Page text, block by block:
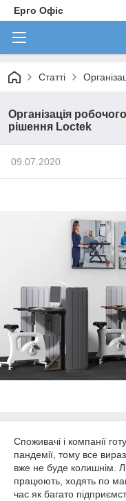
Ерго Офіс
Статті
Організація
рішення Loctek
09.07.2020
Споживачі і компанії
пандемії, тому все
вже не буде колишнім.
працюють, ходять по
час як багато